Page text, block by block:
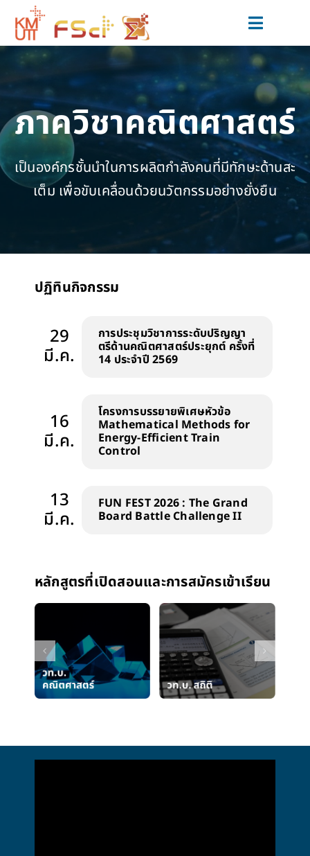
content
Toggle
สมัครเรียน
หลักสูตร
วิจัยและนวัตกรรม
ข่าวสารและกิจกรรม
ภาควิชาคณิตศาสตร์
เป็นองค์กรชั้นนำในการผลิตกำลังคนที่มีทักษะด้านสะ
เต็ม เพื่อขับเคลื่อนด้วยนวัตกรรมอย่างยั่งยืน
ปฏิทินกิจกรรม
29
มี.ค.
การประชุมวิชาการระดับปริญญา
ตรีด้านคณิตศาสตร์ประยุกต์ ครั้งที่
14 ประจำปี 2569
16
มี.ค.
โครงการบรรยายพิเศษหัวข้อ
Mathematical Methods for
Energy-Efficient Train
Control
13
มี.ค.
FUN FEST 2026 : The Grand
Board Battle Challenge II
หลักสูตรที่เปิดสอนและการสมัครเข้าเรียน